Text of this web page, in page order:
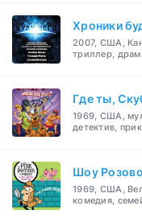
Хроники
2007, США,
триллер,
Где ты,
1969, США,
детектив,
Шоу
1969, США,
комедия,